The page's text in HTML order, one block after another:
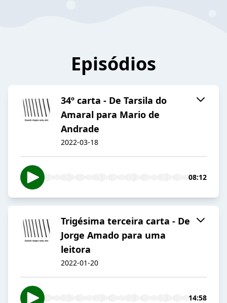
Episódios
34º carta - De Tarsila do
Amaral para Mario de
Andrade
2022-03-18
08:12
Trigésima terceira carta - De
Jorge Amado para uma
leitora
2022-01-20
14:58